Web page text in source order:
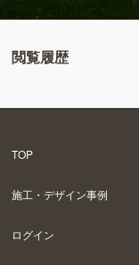
閲覧履歴
TOP
施工・デザイン事例
ログイン